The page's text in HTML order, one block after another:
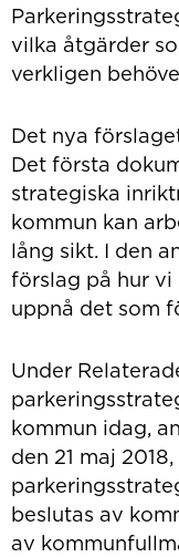
vilka åtgärder
verkligen
Det nya
Det första
strategiska
kommun kan
lång sikt. I den
förslag på hur
uppnå det som
Under
kommun idag,
den 21 maj
beslutas av
av